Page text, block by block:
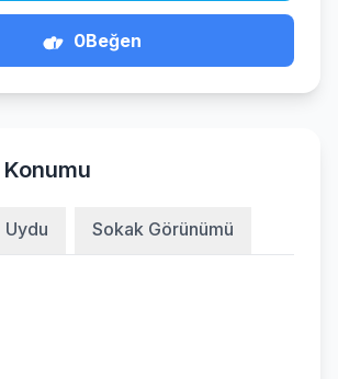
0Beğen
Uydu Sokak Görünümü